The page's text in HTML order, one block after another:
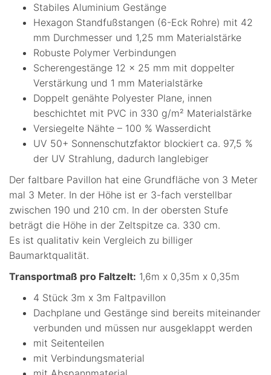
Stabiles Aluminium Gestänge
Hexagon Standfußstangen (6-Eck Rohre) mit 42
mm Durchmesser und 1,25 mm Materialstärke
Robuste Polymer Verbindungen
Scherengestänge 12 x 25 mm mit doppelter
Verstärkung und 1 mm Materialstärke
Doppelt genähte Polyester Plane, innen
beschichtet mit PVC in 330 g/m² Materialstärke
Versiegelte Nähte – 100 % Wasserdicht
UV 50+ Sonnenschutzfaktor blockiert ca. 97,5 %
der UV Strahlung, dadurch langlebiger
Der faltbare Pavillon hat eine Grundfläche von 3 Meter
mal 3 Meter. In der Höhe ist er 3-fach verstellbar
zwischen 190 und 210 cm. In der obersten Stufe
beträgt die Höhe in der Zeltspitze ca. 330 cm.
Es ist qualitativ kein Vergleich zu billiger
Baumarktqualität.
Transportmaß pro Faltzelt: 1,6m x 0,35m x 0,35m
4 Stück 3m x 3m Faltpavillon
Dachplane und Gestänge sind bereits miteinander
verbunden und müssen nur ausgeklappt werden
mit Seitenteilen
mit Verbindungsmaterial